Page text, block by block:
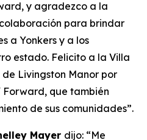
y agradezco a la
para brindar
a Yonkers y a los
estado. Felicito a la Villa
Livingston Manor por
Forward, que también
de sus comunidades”.
Mayer dijo: “Me